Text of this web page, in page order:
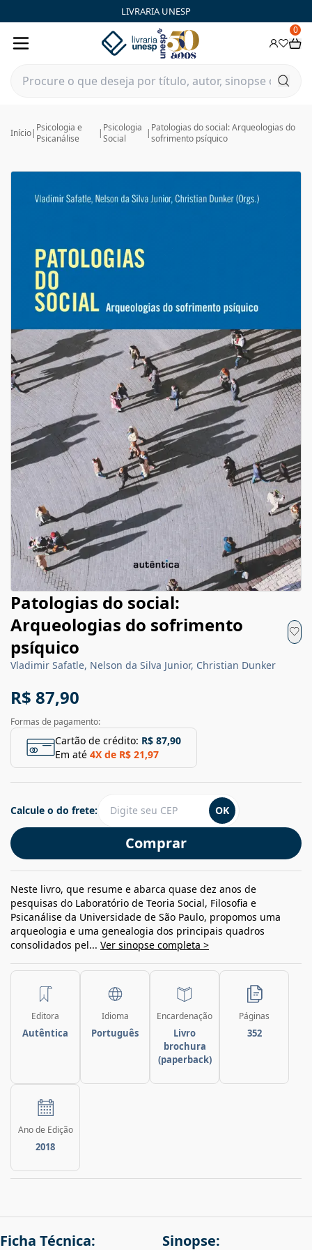
LIVRARIA UNESP
0
Início| Psicologia e
Psicanálise
| Psicologia
Social
| Patologias do social: Arqueologias do
sofrimento psíquico
Patologias do social:
Arqueologias do sofrimento
psíquico
Vladimir Safatle, Nelson da Silva Junior, Christian Dunker
R$ 87,90
Formas de pagamento:
Cartão de crédito: R$ 87,90
Em até 4X de R$ 21,97
Comprar
Calcule o do frete: OK
Neste livro, que resume e abarca quase dez anos de
pesquisas do Laboratório de Teoria Social, Filosofia e
Psicanálise da Universidade de São Paulo, propomos uma
arqueologia e uma genealogia dos principais quadros
consolidados pel... Ver sinopse completa >
Editora
Autêntica
Idioma
Português
Encardenação
Livro
brochura
(paperback)
Páginas
352
Ano de Edição
2018
Ficha Técnica: Sinopse: